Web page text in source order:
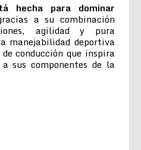
hecha para dominar
a su combinación
agilidad y pura
manejabilidad deportiva
conducción que inspira
sus componentes de la